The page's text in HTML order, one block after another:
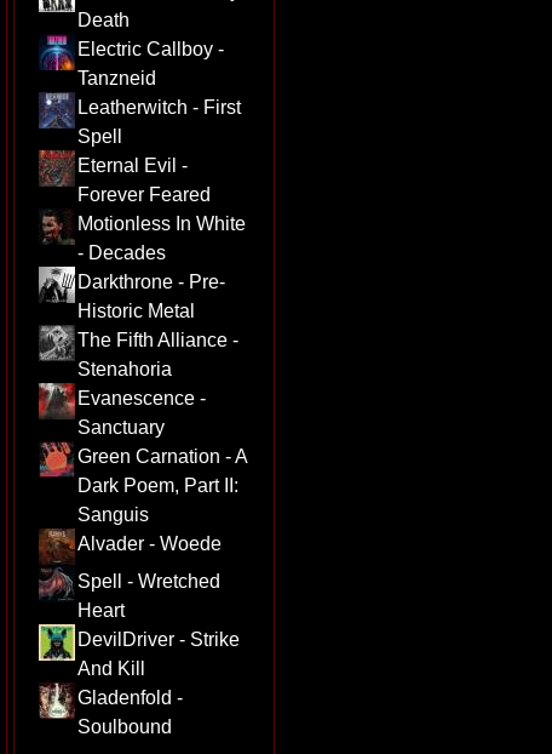
Death
Electric Callboy -
Tanzneid
Leatherwitch - First
Spell
Eternal Evil -
Forever Feared
Motionless In White
- Decades
Darkthrone - Pre-
Historic Metal
The Fifth Alliance -
Stenahoria
Evanescence -
Sanctuary
Green Carnation - A
Dark Poem, Part II:
Sanguis
Alvader - Woede
Spell - Wretched
Heart
DevilDriver - Strike
And Kill
Gladenfold -
Soulbound